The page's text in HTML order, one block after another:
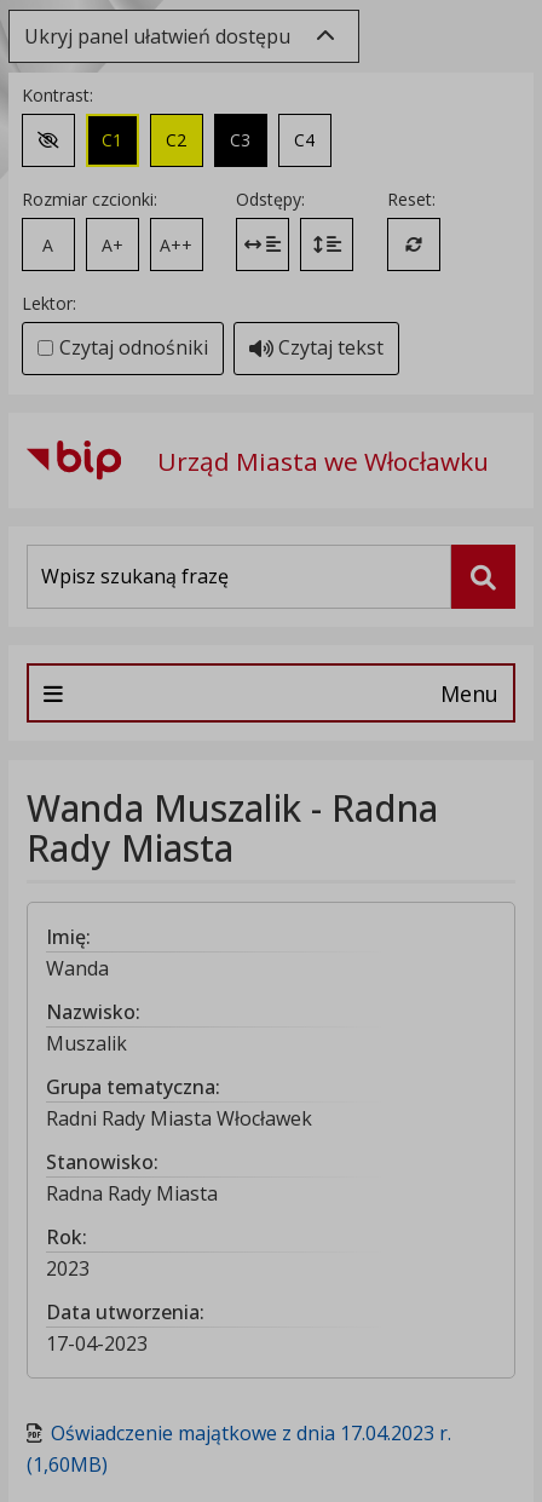
Ukryj panel ułatwień dostępu
Kontrast:
Zmień kontrast na domyślny
C1 C2 C3 C4
Rozmiar czcionki:
A
A+ A++
Odstępy:
Zmień odstęp między literami
Zmień interlinię i margines
Reset:
Przywróć
Lektor:
Czytaj odnośniki Czytaj tekst
Urząd Miasta we Włocławku
Menu
Wanda Muszalik - Radna
Rady Miasta
Imię:
Wanda
Nazwisko:
Muszalik
Grupa tematyczna:
Radni Rady Miasta Włocławek
Stanowisko:
Radna Rady Miasta
Rok:
2023
Data utworzenia:
17-04-2023
Oświadczenie majątkowe z dnia 17.04.2023 r.
(1,60MB)